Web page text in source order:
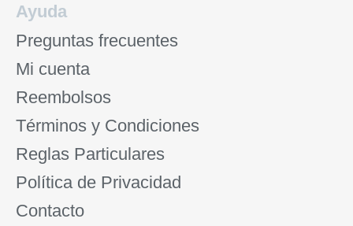
Ayuda
Preguntas frecuentes
Mi cuenta
Reembolsos
Términos y Condiciones
Reglas Particulares
Política de Privacidad
Contacto